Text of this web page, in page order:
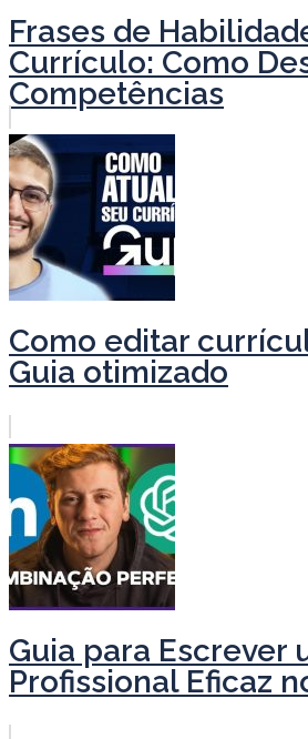
Frases de
Currículo: Como
Competências
Como editar
Guia otimizado
Guia para Escrever
Profissional Eficaz